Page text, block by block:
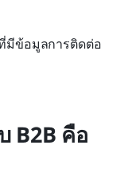
มีข้อมูลการติดต่อ
B2B คือ